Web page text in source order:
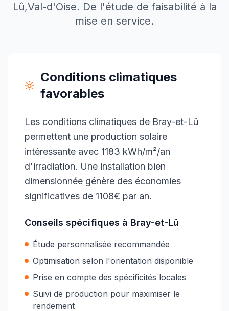
Lû,Val-d'Oise. De l'étude de faisabilité à la
mise en service.
Conditions climatiques
favorables
Les conditions climatiques de Bray-et-Lû
permettent une production solaire
intéressante avec 1183 kWh/m²/an
d'irradiation. Une installation bien
dimensionnée génère des économies
significatives de 1108€ par an.
Conseils spécifiques à Bray-et-Lû
Étude personnalisée recommandée
Optimisation selon l'orientation disponible
Prise en compte des spécificités locales
Suivi de production pour maximiser le
rendement